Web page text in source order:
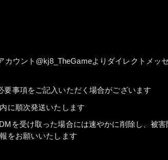
ウント@kj8_TheGameよりダイレクトメッ
事項をご記入いただく場合がございます
に順次発送いたします
を受け取った場合には速やかに削除し、被害
をお願いいたします